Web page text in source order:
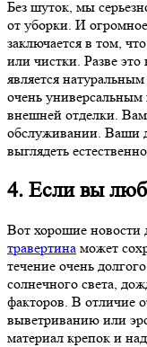
Без шуток, мы
от уборки. И
заключается в том,
или чистки. Разве
является
очень
внешней отделки.
обслуживании. Ваши
выглядеть
4. Если вы
Вот хорошие новости
травертина может
течение очень
солнечного света,
факторов. В отличие
выветриванию или
материал крепок и